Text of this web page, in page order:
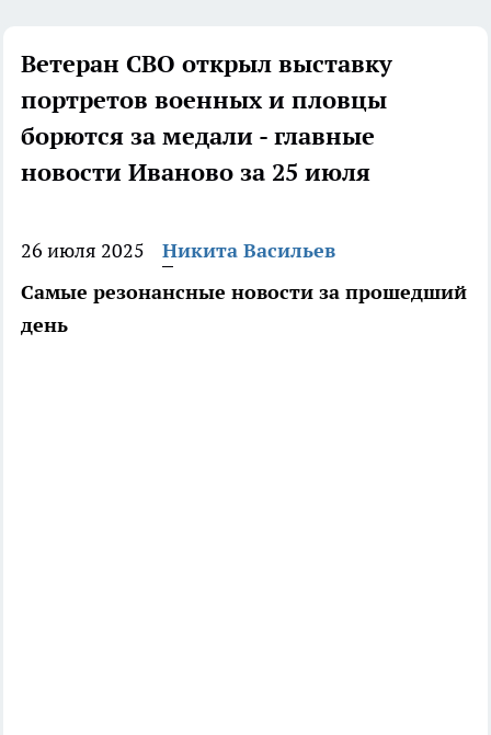
Ветеран СВО открыл выставку
портретов военных и пловцы
борются за медали - главные
новости Иваново за 25 июля
26 июля 2025
Никита Васильев
Самые резонансные новости за прошедший
день